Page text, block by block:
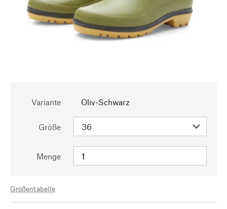
Variante Oliv-Schwarz
Größe
Menge
Größentabelle